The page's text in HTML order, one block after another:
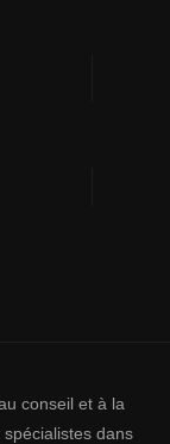
conseil et à la
dans